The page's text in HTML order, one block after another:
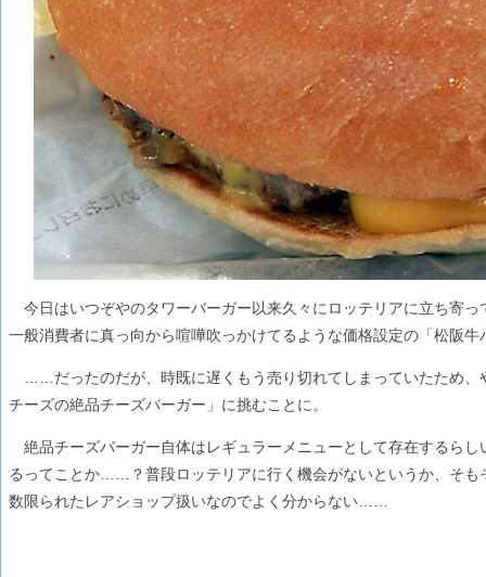
今日はいつぞやのタワーバーガー以来久々にロッテリアに立ち寄
一般消費者に真っ向から喧嘩吹っかけてるような価格設定の「松阪
……だったのだが、時既に遅くもう売り切れてしまっていたため、
チーズの絶品チーズバーガー」に挑むことに。
絶品チーズバーガー自体はレギュラーメニューとして存在するらし
るってことか……？普段ロッテリアに行く機会がないというか、そも
数限られたレアショップ扱いなのでよく分からない……